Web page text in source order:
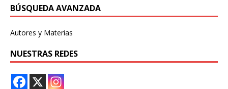
BÚSQUEDA AVANZADA
Autores y Materias
NUESTRAS REDES